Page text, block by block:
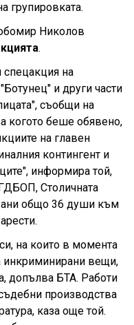
групировката.
Николов
.
на
и други части
съобщи на
когото беше обявено,
на главен
контингент и
информира той,
ГДБОП, Столичната
общо 36 души към
на които в момента
инкриминирани вещи,
допълва БТА. Работи
производства
каза още той.